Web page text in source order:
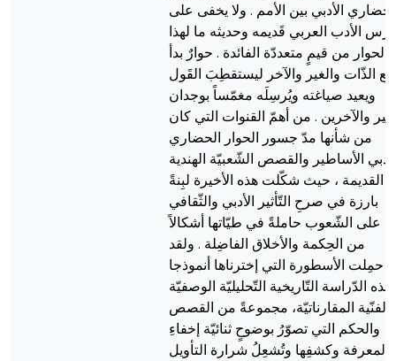
الأدبي بين الأمم . ولا يخفى على
الأدب العربي قَديمه وحديثه ما لهذا
الحوار من قيمٍ متعددّة الفائدة . حوارٌ بدأ
مع الذّات والغير والآخر ليستقطِبَ القَول
ويعيد صياغته ويُرسِلَه مغمّساً بوجدان
والآخرين . من أهمّ القنوات التي كان
من شأنها مدّ جسور الحوار الحضاري
الأساطير والقصص الشّعبيّة الهندية
القديمة ، حيث شكّلت هذه الأخيرة لبِنةً
بارزة في صرحِ التّأثير الأدبي والثّقافي
على الشّعوب حاملةً في طيّاتها أشكالاً
من الحِكمة والأخلاق الفاضِلة . ولقد
حمِلت الأسطورة التي إخترناها أنموذجا
لهذه الدّراسة التّاريخية التّحليليّة الوصفيّة
الفنّية المقارناتيّة، مجموعةً من القصص
والحكم التي تصوّرُ بوضوحٍ ثنائيّة إخفاءِ
المعرفة وكشفِها وتُشعِلُ شرارة التأويل